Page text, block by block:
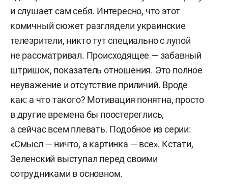
Руководил работой официальных
информационных центров во время различных
федеральных избирательных кампаний.
В 2012 году выдвигался кандидатом в члены
СПЧ в номинации «Защита прав человека
на постсоветском пространстве и в других
регионах мира».
В 2021-м был кандидатом в депутаты
Государственной Думы от Московской области.
и слушает сам себя. Интересно, что этот
комичный сюжет разглядели украинские
телезрители, никто тут специально с лупой
не рассматривал. Происходящее — забавный
штришок, показатель отношения. Это полное
неуважение и отсутствие приличий. Вроде
как: а что такого? Мотивация понятна, просто
в другие времена бы поостереглись,
а сейчас всем плевать. Подобное из серии:
«Смысл — ничто, а картинка — все». Кстати,
Зеленский выступал перед своими
сотрудниками в основном.